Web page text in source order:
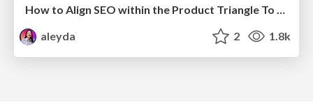
aleyda
2 1.8k